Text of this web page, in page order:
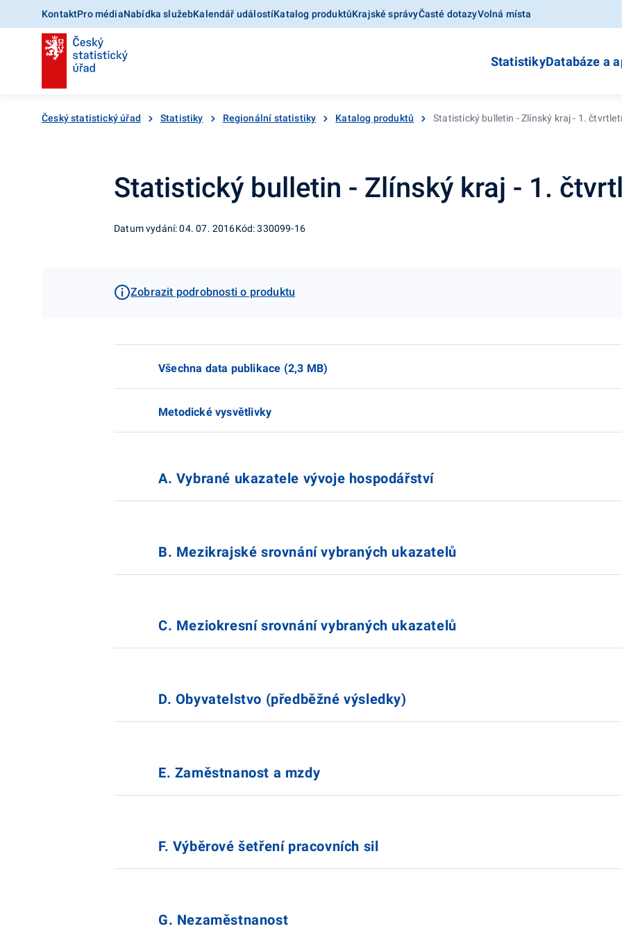
KontaktPro médiaNabídka služebKalendář událostíKatalog produktůKrajské správyČasté dotazyVolná místa
StatistikyDatabáze a
Český statistický úřad Statistiky Regionální statistiky Katalog produktů Statistický bulletin - Zlínský kraj - 1.
Statistický bulletin - Zlínský kraj - 1.
Datum vydání: 04. 07. 2016Kód: 330099-16
Zobrazit podrobnosti o produktu
Všechna data publikace (2,3 MB)
Metodické vysvětlivky
A. Vybrané ukazatele vývoje hospodářství
B. Mezikrajské srovnání vybraných ukazatelů
C. Meziokresní srovnání vybraných ukazatelů
D. Obyvatelstvo (předběžné výsledky)
E. Zaměstnanost a mzdy
F. Výběrové šetření pracovních sil
G. Nezaměstnanost